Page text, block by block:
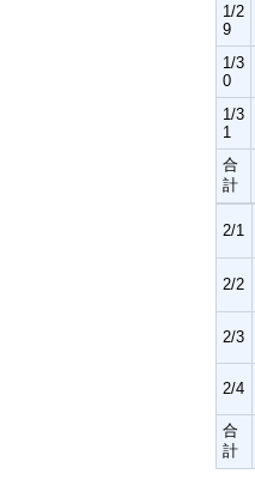
1/2
9
1/3
0
1/3
1
合
計
2/1
2/2
2/3
2/4
合
計